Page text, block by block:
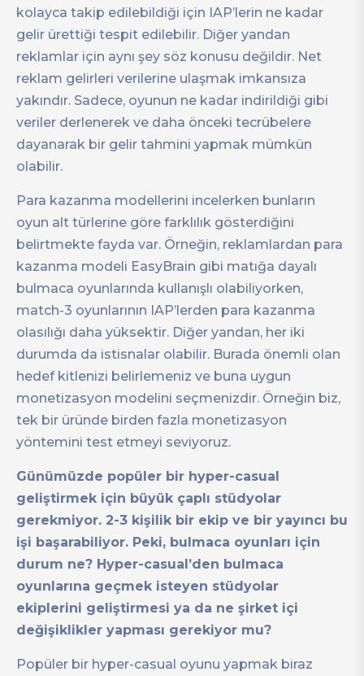
kolayca takip edilebildiği için IAP’lerin ne kadar
gelir ürettiği tespit edilebilir. Diğer yandan
reklamlar için aynı şey söz konusu değildir. Net
reklam gelirleri verilerine ulaşmak imkansıza
yakındır. Sadece, oyunun ne kadar indirildiği gibi
veriler derlenerek ve daha önceki tecrübelere
dayanarak bir gelir tahmini yapmak mümkün
olabilir.
Para kazanma modellerini incelerken bunların
oyun alt türlerine göre farklılık gösterdiğini
belirtmekte fayda var. Örneğin, reklamlardan para
kazanma modeli EasyBrain gibi matığa dayalı
bulmaca oyunlarında kullanışlı olabiliyorken,
match-3 oyunlarının IAP’lerden para kazanma
olasılığı daha yüksektir. Diğer yandan, her iki
durumda da istisnalar olabilir. Burada önemli olan
hedef kitlenizi belirlemeniz ve buna uygun
monetizasyon modelini seçmenizdir. Örneğin biz,
tek bir üründe birden fazla monetizasyon
yöntemini test etmeyi seviyoruz.
Günümüzde popüler bir hyper-casual
geliştirmek için büyük çaplı stüdyolar
gerekmiyor. 2-3 kişilik bir ekip ve bir yayıncı bu
işi başarabiliyor. Peki, bulmaca oyunları için
durum ne? Hyper-casual’den bulmaca
oyunlarına geçmek isteyen stüdyolar
ekiplerini geliştirmesi ya da ne şirket içi
değişiklikler yapması gerekiyor mu?
Popüler bir hyper-casual oyunu yapmak biraz